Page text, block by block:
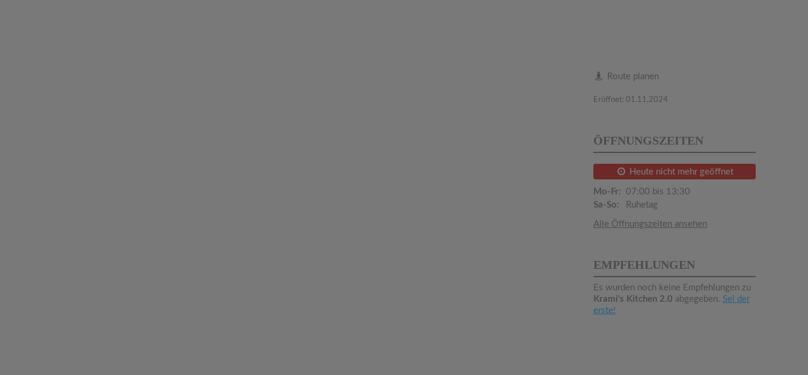
Route planen
Eröffnet: 01.11.2024
ÖFFNUNGSZEITEN
Heute nicht mehr geöffnet
Mo-Fr: 07:00 bis 13:30
Sa-So:
Ruhetag
Alle Öffnungszeiten ansehen
EMPFEHLUNGEN
Es wurden noch keine Empfehlungen zu
Krami‘s Kitchen 2.0 abgegeben. Sei der
erste!